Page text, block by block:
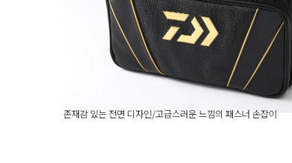
존재감 있는 전면 디자인/고급스러운 느낌의 패스너 손잡이